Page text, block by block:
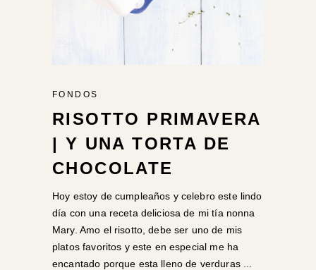
FONDOS
RISOTTO PRIMAVERA
| Y UNA TORTA DE
CHOCOLATE
Hoy estoy de cumpleaños y celebro este lindo
día con una receta deliciosa de mi tía nonna
Mary. Amo el risotto, debe ser uno de mis
platos favoritos y este en especial me ha
encantado porque esta lleno de verduras